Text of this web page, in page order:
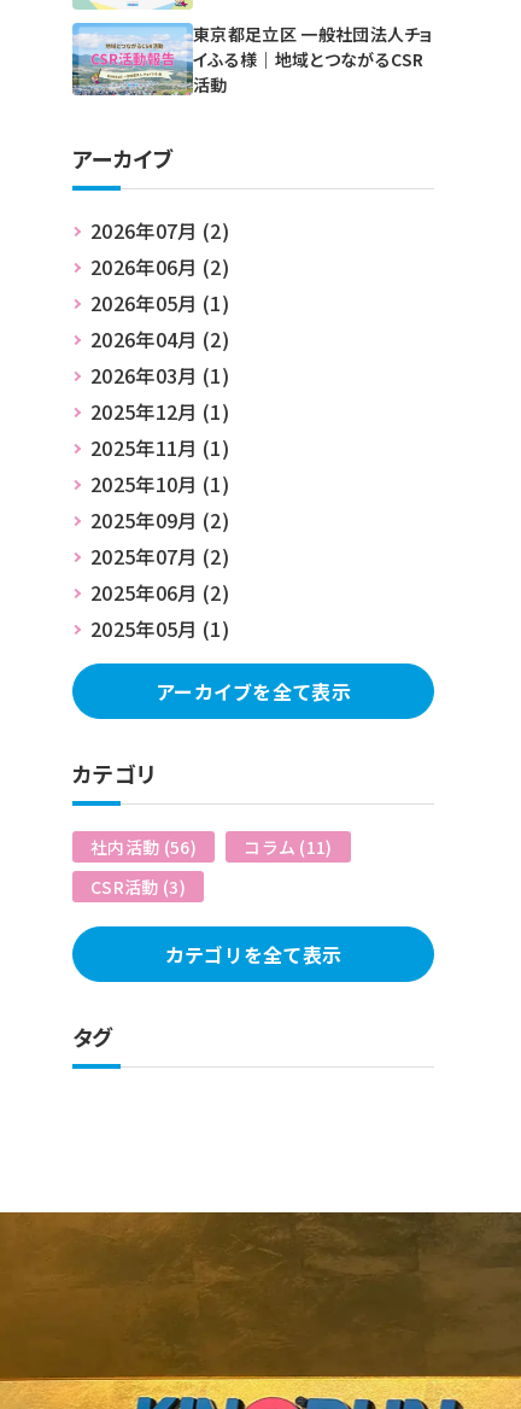
東京都足立区 一般社団法人チョ
イふる様｜地域とつながるCSR
活動
アーカイブ
2026年07月 (2)
2026年06月 (2)
2026年05月 (1)
2026年04月 (2)
2026年03月 (1)
2025年12月 (1)
2025年11月 (1)
2025年10月 (1)
2025年09月 (2)
2025年07月 (2)
2025年06月 (2)
2025年05月 (1)
アーカイブを全て表示
カテゴリ
社内活動 (56)
コラム (11)
CSR活動 (3)
カテゴリを全て表示
タグ